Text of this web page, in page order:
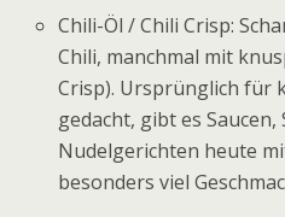
Chili-Öl / Chili Crisp:
Chili, manchmal mit
Crisp). Ursprünglich für
gedacht, gibt es
Nudelgerichten heute
besonders viel